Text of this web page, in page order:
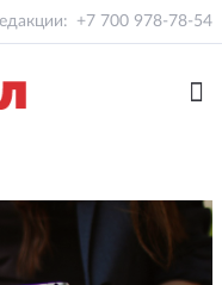
+7 700 978-78-54